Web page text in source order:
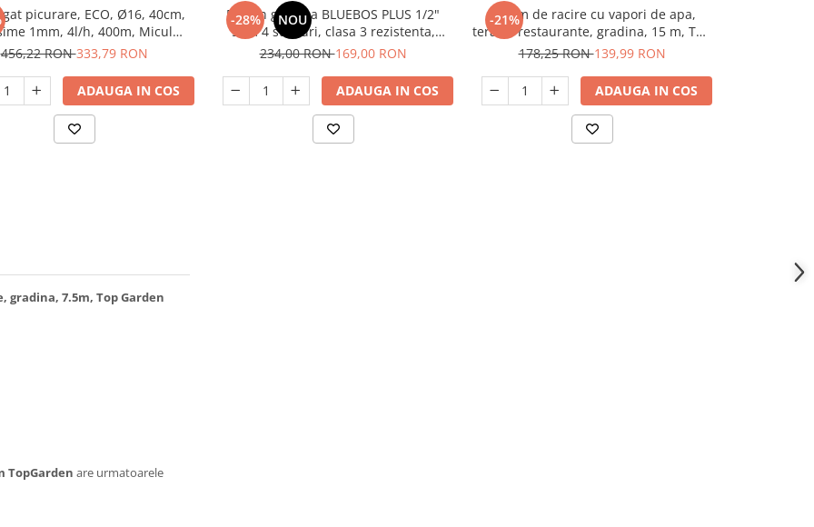
picurare, ECO, Ø16, 40cm,
1mm, 4l/h, 400m, Micul
Fermier GF-2125
456,22 RON333,79 RON
ADAUGA IN COS
-28% NOU
Furtun gradina BLUEBOS PLUS 1/2"
50m 4 straturi, clasa 3 rezistenta,
insertie, Micul Fermier GF-2118
234,00 RON169,00 RON
ADAUGA IN COS
-21%
Sistem de racire cu vapori de apa,
terase, restaurante, gradina, 15 m, Top
Garden 380902
178,25 RON139,99 RON
ADAUGA IN COS
7.5m, Top Garden
TopGarden are urmatoarele